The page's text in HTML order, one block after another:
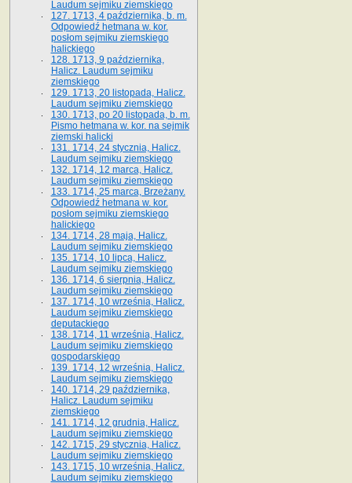
Laudum sejmiku ziemskiego
127. 1713, 4 października, b. m.
Odpowiedź hetmana w. kor.
posłom sejmiku ziemskiego
halickiego
128. 1713, 9 października,
Halicz. Laudum sejmiku
ziemskiego
129. 1713, 20 listopada, Halicz.
Laudum sejmiku ziemskiego
130. 1713, po 20 listopada, b. m.
Pismo hetmana w. kor. na sejmik
ziemski halicki
131. 1714, 24 stycznia, Halicz.
Laudum sejmiku ziemskiego
132. 1714, 12 marca, Halicz.
Laudum sejmiku ziemskiego
133. 1714, 25 marca, Brzeżany.
Odpowiedź hetmana w. kor.
posłom sejmiku ziemskiego
halickiego
134. 1714, 28 maja, Halicz.
Laudum sejmiku ziemskiego
135. 1714, 10 lipca, Halicz.
Laudum sejmiku ziemskiego
136. 1714, 6 sierpnia, Halicz.
Laudum sejmiku ziemskiego
137. 1714, 10 września, Halicz.
Laudum sejmiku ziemskiego
deputackiego
138. 1714, 11 września, Halicz.
Laudum sejmiku ziemskiego
gospodarskiego
139. 1714, 12 września, Halicz.
Laudum sejmiku ziemskiego
140. 1714, 29 października,
Halicz. Laudum sejmiku
ziemskiego
141. 1714, 12 grudnia, Halicz.
Laudum sejmiku ziemskiego
142. 1715, 29 stycznia, Halicz.
Laudum sejmiku ziemskiego
143. 1715, 10 września, Halicz.
Laudum sejmiku ziemskiego